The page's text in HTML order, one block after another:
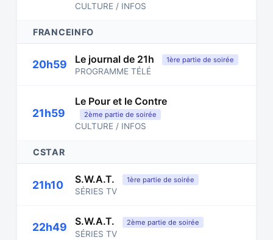
CULTURE / INFOS
FRANCEINFO
20h59 Le journal de 21h 1ère partie de soirée
PROGRAMME TÉLÉ
21h59
Le Pour et le Contre
2ème partie de soirée
CULTURE / INFOS
CSTAR
21h10 S.W.A.T. 1ère partie de soirée
SÉRIES TV
22h49 S.W.A.T. 2ème partie de soirée
SÉRIES TV